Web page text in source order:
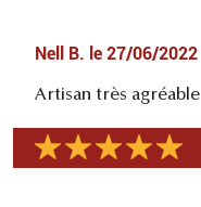
Nell B. le 27/06/2022
Artisan très agréable